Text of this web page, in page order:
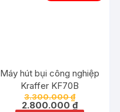
Máy hút bụi công nghiệp
Kraffer KF70B
3.300.000₫
2.800.000₫